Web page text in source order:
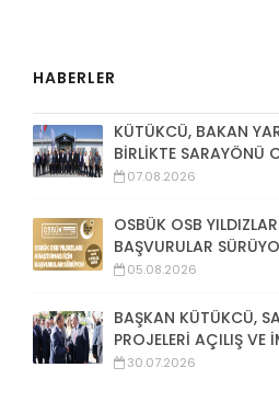
HABERLER
KÜTÜKCÜ, BAKAN
BİRLİKTE SARAYÖNÜ
07.08.2026
OSBÜK OSB
BAŞVURULAR
05.08.2026
BAŞKAN KÜTÜKCÜ,
PROJELERİ AÇILIŞ VE
30.07.2026